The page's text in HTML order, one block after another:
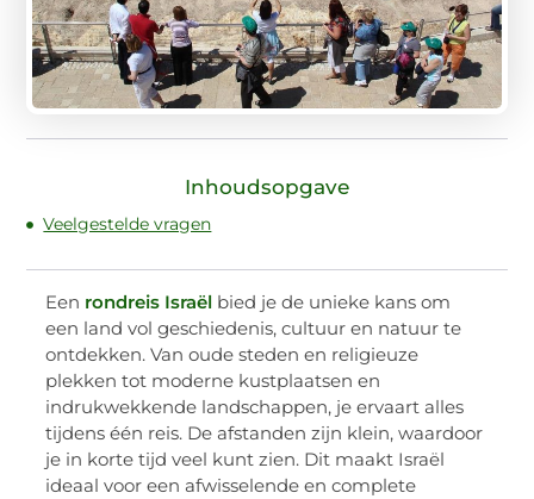
Inhoudsopgave
Veelgestelde vragen
Een rondreis Israël bied je de unieke kans om
een land vol geschiedenis, cultuur en natuur te
ontdekken. Van oude steden en religieuze
plekken tot moderne kustplaatsen en
indrukwekkende landschappen, je ervaart alles
tijdens één reis. De afstanden zijn klein, waardoor
je in korte tijd veel kunt zien. Dit maakt Israël
ideaal voor een afwisselende en complete